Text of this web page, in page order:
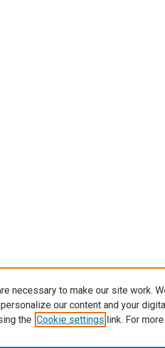
necessary to make our site work.
our content and your
the Cookie settings link. For